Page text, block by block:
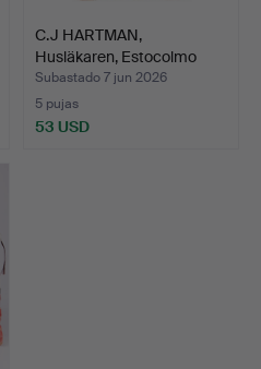
C.J HARTMAN,
Husläkaren, Estocolmo
1828.
Subastado 7 jun 2026
5 pujas
53 USD